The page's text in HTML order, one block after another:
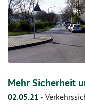
Mehr Sicherheit
02.05.21 -